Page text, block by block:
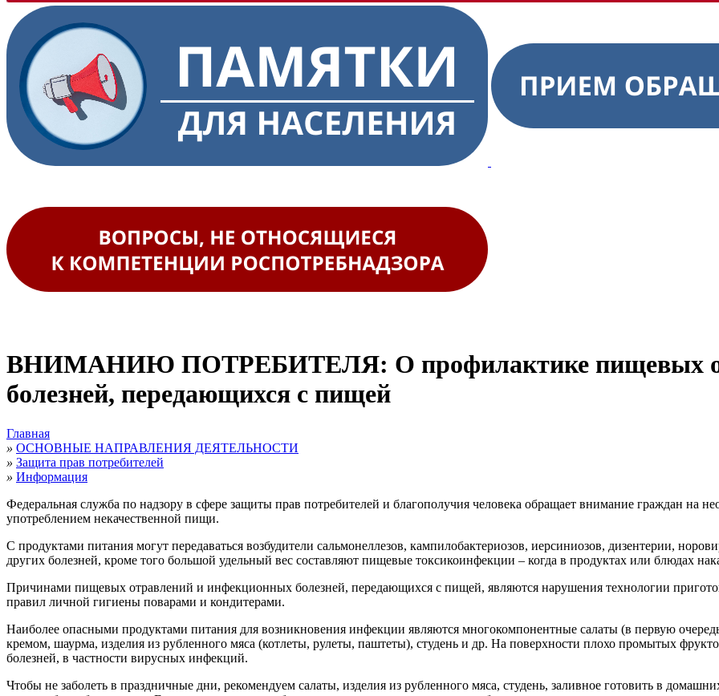
ВНИМАНИЮ ПОТРЕБИТЕЛЯ: О профилактике пищевых
болезней, передающихся с пищей
Главная
» ОСНОВНЫЕ НАПРАВЛЕНИЯ ДЕЯТЕЛЬНОСТИ
» Защита прав потребителей
» Информация
Федеральная служба по надзору в сфере защиты прав потребителей и благополучия человека обращает внимание граждан на
употреблением некачественной пищи.
С продуктами питания могут передаваться возбудители сальмонеллезов, кампилобактериозов, иерсиниозов, дизентерии,
других болезней, кроме того большой удельный вес составляют пищевые токсикоинфекции – когда в продуктах или блюдах
Причинами пищевых отравлений и инфекционных болезней, передающихся с пищей, являются нарушения технологии
правил личной гигиены поварами и кондитерами.
Наиболее опасными продуктами питания для возникновения инфекции являются многокомпонентные салаты (в первую
кремом, шаурма, изделия из рубленного мяса (котлеты, рулеты, паштеты), студень и др. На поверхности плохо промытых
болезней, в частности вирусных инфекций.
Чтобы не заболеть в праздничные дни, рекомендуем салаты, изделия из рубленного мяса, студень, заливное готовить в